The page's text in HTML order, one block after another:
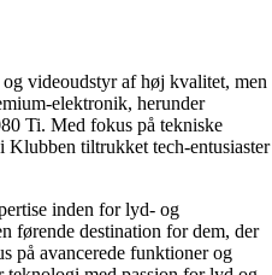
videoudstyr af høj kvalitet, men
elektronik, herunder
Ti. Med fokus på tekniske
tiltrukket tech-entusiaster
inden for lyd- og
førende destination for dem, der
på avancerede funktioner og